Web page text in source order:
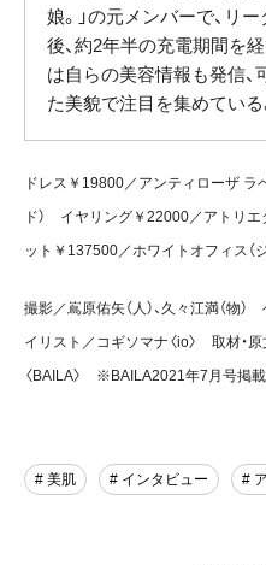
娘。」の元メンバーで、リ
後、約2年半の充電期間を
は自らの美容情報も発信
た美貌で注目を集めている
ドレス￥19800／アンティローザ ラ
ド） イヤリング￥22000／アトリ
ット￥137500／ホワイトオフィス（ジ
撮影／嶌原佑矢（人）、久々江満（物
イリスト／コギソマナ〈io〉 取材・
〈BAILA〉 ※BAILA2021年7月号掲載
# 美肌 # インタビュー #